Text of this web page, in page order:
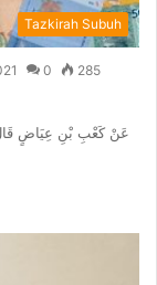
Tazkirah Subuh
0 285
عَنْ كَعْبِ بْنِ عِيَاضٍ